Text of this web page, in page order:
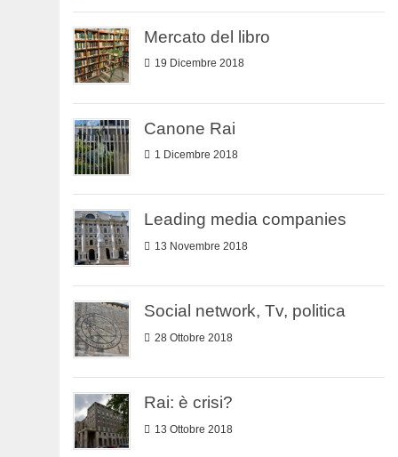
Mercato del libro
19 Dicembre 2018
Canone Rai
1 Dicembre 2018
Leading media companies
13 Novembre 2018
Social network, Tv, politica
28 Ottobre 2018
Rai: è crisi?
13 Ottobre 2018